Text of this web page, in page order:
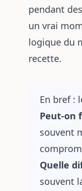
pendant
un vrai
logique du
recette.
En bref :
Peut-on
souvent
Quelle
souvent